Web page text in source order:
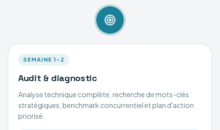
SEMAINE 1–2
Audit & diagnostic
Analyse technique complète, recherche de mots-clés
stratégiques, benchmark concurrentiel et plan d'action
priorisé.